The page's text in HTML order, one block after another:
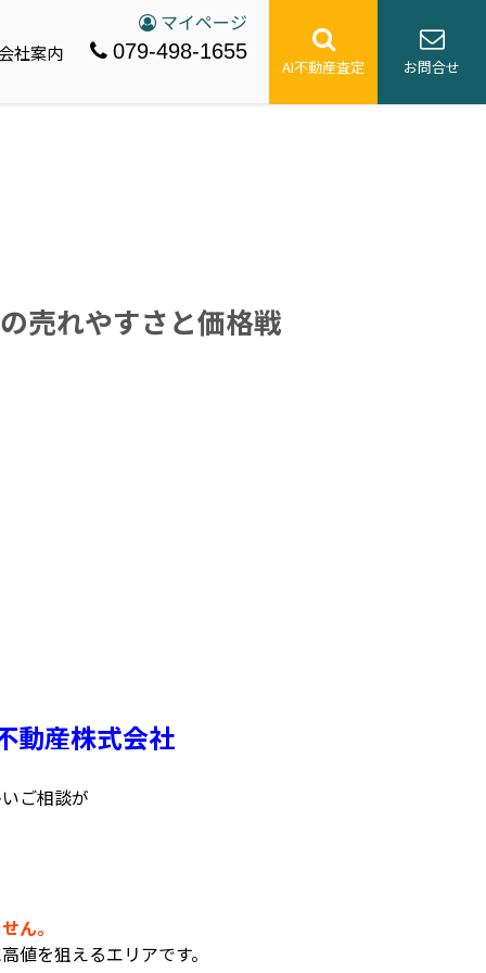
社案内
マイページ
079-498-1655
AI不動産査定 お問合せ
売れやすさと価格戦
動産株式会社
ご相談が
ん。
値を狙えるエリアです。